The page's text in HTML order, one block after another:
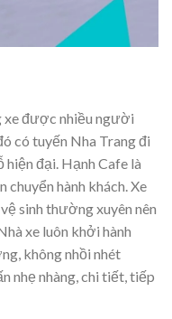
xe được nhiều người
có tuyến Nha Trang đi
hiện đại. Hạnh Cafe là
chuyển hành khách. Xe
sinh thường xuyên nên
xe luôn khởi hành
không nhồi nhét
nhẹ nhàng, chi tiết, tiếp